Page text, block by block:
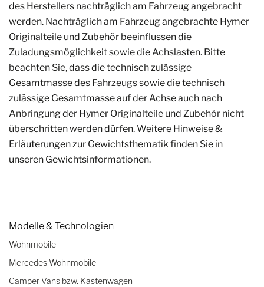
des Herstellers nachträglich am Fahrzeug angebracht
werden. Nachträglich am Fahrzeug angebrachte Hymer
Originalteile und Zubehör beeinflussen die
Zuladungsmöglichkeit sowie die Achslasten. Bitte
beachten Sie, dass die technisch zulässige
Gesamtmasse des Fahrzeugs sowie die technisch
zulässige Gesamtmasse auf der Achse auch nach
Anbringung der Hymer Originalteile und Zubehör nicht
überschritten werden dürfen. Weitere Hinweise &
Erläuterungen zur Gewichtsthematik finden Sie in
unseren Gewichtsinformationen.
Modelle & Technologien
Wohnmobile
Mercedes Wohnmobile
Camper Vans bzw. Kastenwagen